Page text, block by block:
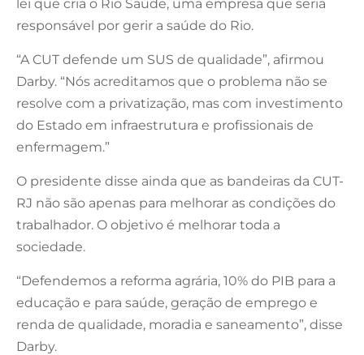
lei que cria o Rio Saúde, uma empresa que seria
responsável por gerir a saúde do Rio.
“A CUT defende um SUS de qualidade”, afirmou
Darby. “Nós acreditamos que o problema não se
resolve com a privatização, mas com investimento
do Estado em infraestrutura e profissionais de
enfermagem.”
O presidente disse ainda que as bandeiras da CUT-
RJ não são apenas para melhorar as condições do
trabalhador. O objetivo é melhorar toda a
sociedade.
“Defendemos a reforma agrária, 10% do PIB para a
educação e para saúde, geração de emprego e
renda de qualidade, moradia e saneamento”, disse
Darby.